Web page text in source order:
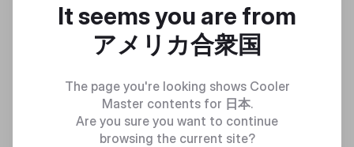
It seems you are from
アメリカ合衆国
The page you're looking shows Cooler
Master contents for 日本.
Are you sure you want to continue
browsing the current site?